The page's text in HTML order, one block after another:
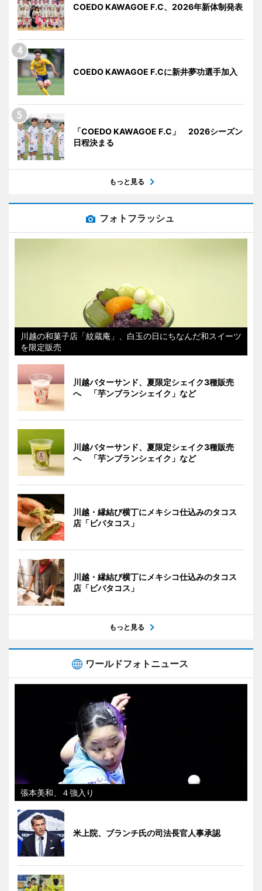
COEDO KAWAGOE F.C、2026年新体制発表
COEDO KAWAGOE F.Cに新井夢功選手加入
「COEDO KAWAGOE F.C」 2026シーズン
日程決まる
もっと見る
フォトフラッシュ
川越の和菓子店「紋蔵庵」、白玉の日にちなんだ和スイーツ
を限定販売
川越バターサンド、夏限定シェイク3種販売
へ 「芋ンブランシェイク」など
川越バターサンド、夏限定シェイク3種販売
へ 「芋ンブランシェイク」など
川越・縁結び横丁にメキシコ仕込みのタコス
店「ビバタコス」
川越・縁結び横丁にメキシコ仕込みのタコス
店「ビバタコス」
もっと見る
ワールドフォトニュース
張本美和、４強入り
米上院、ブランチ氏の司法長官人事承認